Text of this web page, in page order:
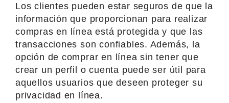
Los clientes pueden estar seguros de que la
información que proporcionan para realizar
compras en línea está protegida y que las
transacciones son confiables. Además, la
opción de comprar en línea sin tener que
crear un perfil o cuenta puede ser útil para
aquellos usuarios que deseen proteger su
privacidad en línea.